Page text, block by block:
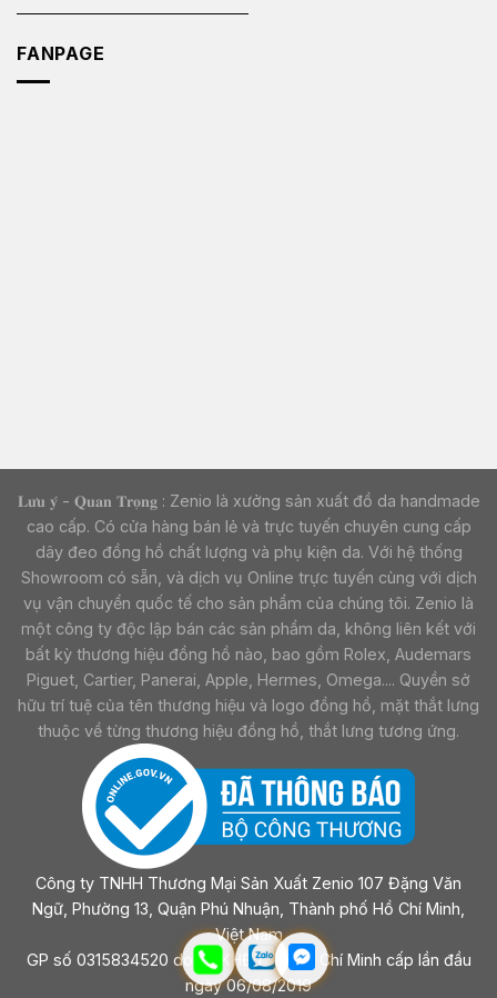
FANPAGE
𝐋𝐮̛𝐮 𝐲́ - 𝐐𝐮𝐚𝐧 𝐓𝐫𝐨̣𝐧𝐠 : Zenio là xưởng sản xuất đồ da handmade
cao cấp. Có cửa hàng bán lẻ và trực tuyến chuyên cung cấp
dây đeo đồng hồ chất lượng và phụ kiện da. Với hệ thống
Showroom có sẵn, và dịch vụ Online trực tuyến cùng với dịch
vụ vận chuyển quốc tế cho sản phẩm của chúng tôi. Zenio là
một công ty độc lập bán các sản phẩm da, không liên kết với
bất kỳ thương hiệu đồng hồ nào, bao gồm Rolex, Audemars
Piguet, Cartier, Panerai, Apple, Hermes, Omega.... Quyền sở
hữu trí tuệ của tên thương hiệu và logo đồng hồ, mặt thắt lưng
thuộc về từng thương hiệu đồng hồ, thắt lưng tương ứng.
Công ty TNHH Thương Mại Sản Xuất Zenio 107 Đặng Văn
Ngữ, Phường 13, Quận Phú Nhuận, Thành phố Hồ Chí Minh,
Việt Nam
GP số 0315834520 do sở KHĐT Tp Hồ Chí Minh cấp lần đầu
ngày 06/08/2019